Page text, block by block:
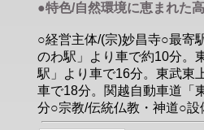
●特色/自然環境に恵まれた
○経営主体/(宗)妙昌寺○最寄
のわ駅」より車で約10分。
駅」より車で16分。東武東
車で18分。関越自動車道「
分○宗教/伝統仏教・神道○設